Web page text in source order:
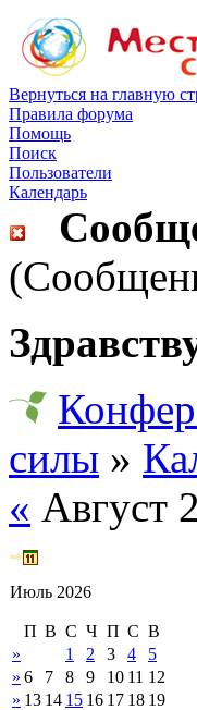
Вернуться на главную
Правила форума
Помощь
Поиск
Пользователи
Календарь
силы »
« Август
Июль 2026
П В С Ч П С В
»
1 2 3 4
5
» 6 7 8 9 10 11 12
» 13 14 15 16 17 18 19